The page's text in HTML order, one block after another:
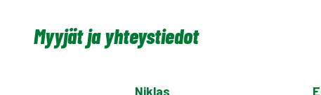
Myyjät ja yhteystiedot
Niklas